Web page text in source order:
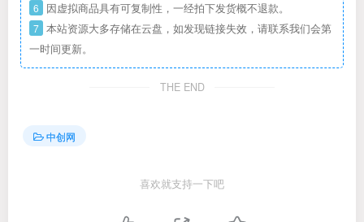
6 因虚拟商品具有可复制性，一经拍下发货概不退款。
7 本站资源大多存储在云盘，如发现链接失效，请联系我们会第
一时间更新。
THE END
中创网
喜欢就支持一下吧